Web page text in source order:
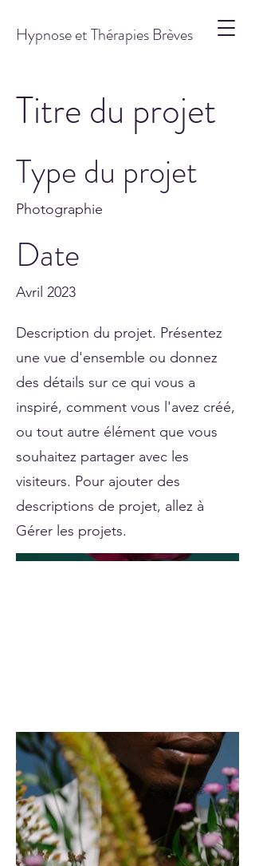
Hypnose et Thérapies Brèves
Titre du projet
Type du projet
Photographie
Date
Avril 2023
Description du projet. Présentez
une vue d'ensemble ou donnez
des détails sur ce qui vous a
inspiré, comment vous l'avez créé,
ou tout autre élément que vous
souhaitez partager avec les
visiteurs. Pour ajouter des
descriptions de projet, allez à
Gérer les projets.